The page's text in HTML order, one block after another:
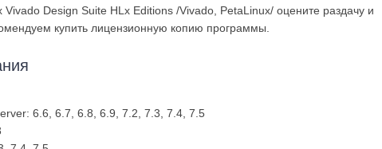
Design Suite HLx Editions /Vivado, PetaLinux/ оцените раздачу и
купить лицензионную копию программы.
6.6, 6.7, 6.8, 6.9, 7.2, 7.3, 7.4, 7.5